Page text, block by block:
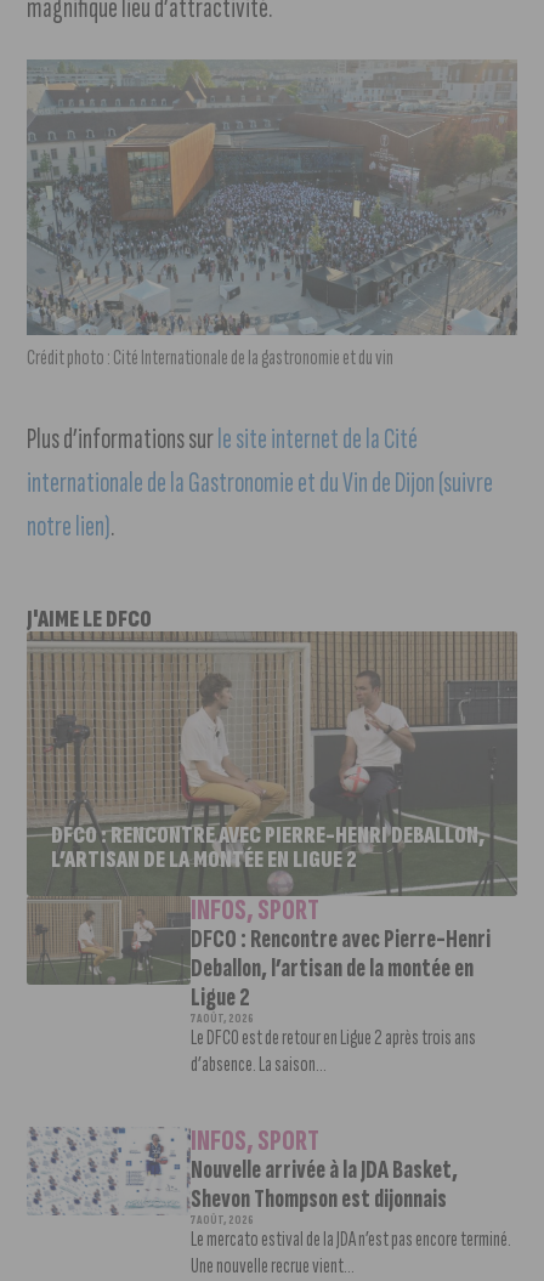
magnifique lieu d’attractivité.
Crédit photo : Cité Internationale de la gastronomie et du vin
Plus d’informations surle site internet de la Cité
internationale de la Gastronomie et du Vin de Dijon (suivre
notre lien).
J'AIME LE DFCO
DFCO : RENCONTRE AVEC PIERRE-HENRI DEBALLON,
L’ARTISAN DE LA MONTÉE EN LIGUE 2
INFOS,SPORT
DFCO : Rencontre avec Pierre-Henri
Deballon, l’artisan de la montée en
Ligue 2
7 AOÛT, 2026
Le DFCO est de retour en Ligue 2 après trois ans
d’absence. La saison...
INFOS,SPORT
Nouvelle arrivée à la JDA Basket,
Shevon Thompson est dijonnais
7 AOÛT, 2026
Le mercato estival de la JDA n’est pas encore terminé.
Une nouvelle recrue vient...